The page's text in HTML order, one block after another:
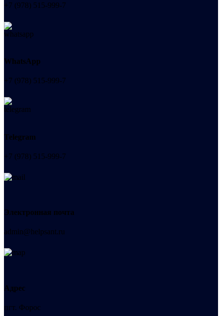
+7 (978) 515-999-7
WhatsApp
+7 (978) 515-999-7
Telegram
+7 (978) 515-999-7
Электронная почта
admin@helpsant.ru
Адрес
пгт. Форос